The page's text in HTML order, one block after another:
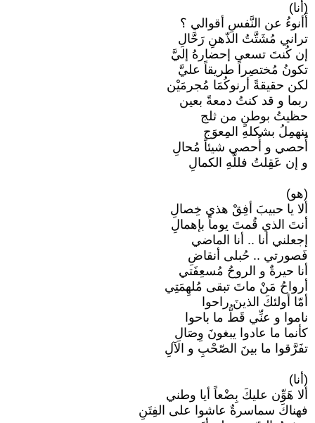
(أنا)
أَأنوءُ عن النَّفسِ أقوالي ؟
تراني مُشَتَّتُ الذّهنِ رَحَّالِ
إن كُنتَ تسعى إحضارهُ إليَّ
تكونُ مُختصِراً طريقاً عليَّ
لكن حقيقةً أرنوكُمَا مُجرمَيْن
ربما و قد كنتُ دمعةً بعين
حظيتُ بوطنٍ من ثلج
ينهمِلُ بشكلهِ المِعوَج
أُحصي و أُحصي شيئاً مُحالِ
و إن عَقِلتُ فللَّهِ الكمالِ
(هو)
ألا يا حبيبَ أفِقْ هذي خِصالِ
أنتَ الذي قُمتَ يوماً بإهمالِ
إجعلني أنا .. أنا الماضي
فَصورتي .. حُبلى أنقاضِ
أنا حيرةٌ و الروحُ مُسعِفَتي
أرواحُ مَنْ ماتَ تبقى مُلهِمَتِي
أمّا أولئكَ الذينَ راحوا
ناموا و عنِّي قَطُّ ما باحوا
كأنما ما عادوا يبغونَ وِصَالِ
تفَرَّقوا ما بينَ الصّحْبِ و الآلِ
(أنا)
ألا هَوِّن عليكَ بِضْعاً أيا وطني
فهناكَ سماسرةٌ عاشوا على الفِتَنِ